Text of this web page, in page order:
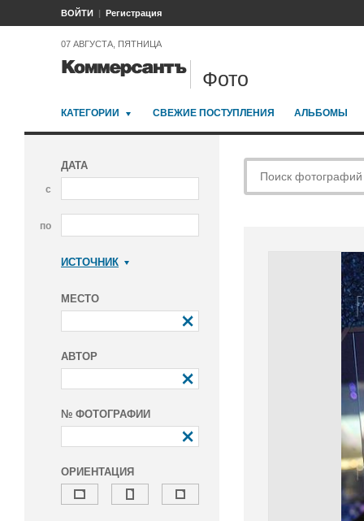
ВОЙТИ Регистрация
07 АВГУСТА, ПЯТНИЦА
Фото
КАТЕГОРИИ СВЕЖИЕ ПОСТУПЛЕНИЯ АЛЬБОМЫ
ДАТА
с
по
ИСТОЧНИК
МЕСТО
АВТОР
№ ФОТОГРАФИИ
ОРИЕНТАЦИЯ